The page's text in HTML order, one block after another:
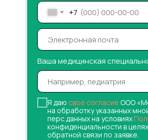
+7
Ваша медицинская
Я даю свое согласие ООО
на обработку указанных
перс.данных на условиях
конфиденциальности в
обратной связи по заявке.